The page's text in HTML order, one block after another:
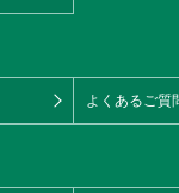
よくあるご質